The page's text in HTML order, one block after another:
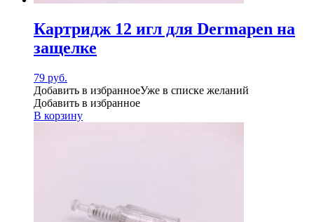
Картридж 12 игл для Dermapen на
защелке
79 руб.
Добавить в избранноеУже в списке желаний
Добавить в избранное
В корзину